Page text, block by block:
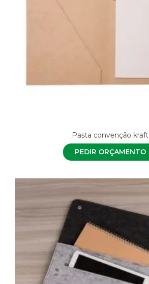
Pasta convenção kraft
PEDIR ORÇAMENTO